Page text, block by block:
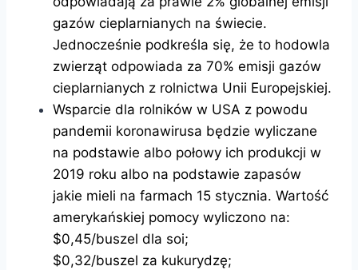
gazów cieplarnianych na świecie.
Jednocześnie podkreśla się, że to hodowla
zwierząt odpowiada za 70% emisji gazów
cieplarnianych z rolnictwa Unii Europejskiej.
Wsparcie dla rolników w USA z powodu
pandemii koronawirusa będzie wyliczane
na podstawie albo połowy ich produkcji w
2019 roku albo na podstawie zapasów
jakie mieli na farmach 15 stycznia. Wartość
amerykańskiej pomocy wyliczono na:
$0,45/buszel dla soi;
$0,32/buszel za kukurydzę;